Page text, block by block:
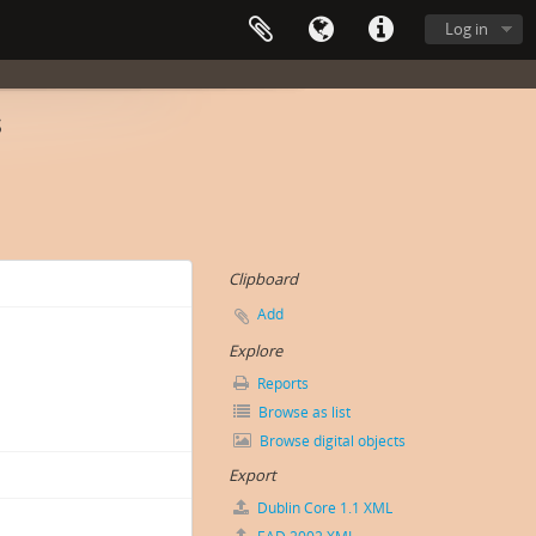
Log in
Clipboard
Add
Explore
Reports
Browse as list
Browse digital objects
Export
Dublin Core 1.1 XML